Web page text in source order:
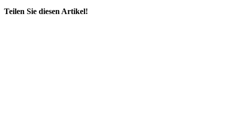
Teilen Sie diesen Artikel!